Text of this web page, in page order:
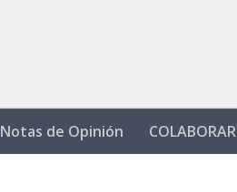
Notas de Opinión COLABORAR